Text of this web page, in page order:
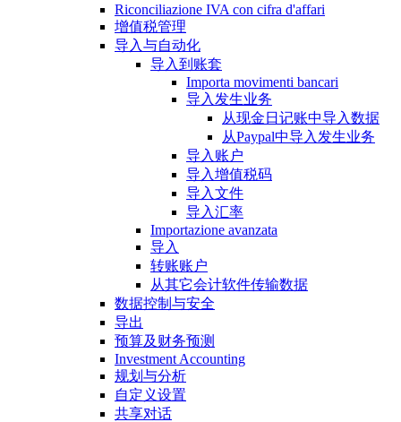
Riconciliazione IVA con cifra d'affari
增值税管理
导入与自动化
导入到账套
Importa movimenti bancari
导入发生业务
从现金日记账中导入数据
从Paypal中导入发生业务
导入账户
导入增值税码
导入文件
导入汇率
Importazione avanzata
导入
转账账户
从其它会计软件传输数据
数据控制与安全
导出
预算及财务预测
Investment Accounting
规划与分析
自定义设置
共享对话